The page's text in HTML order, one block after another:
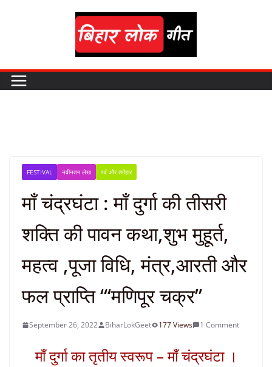
FESTIVAL नवीनतम लेख पर्व और त्यौहार
माँ चंद्रघंटा : माँ दुर्गा की तीसरी
शक्ति की पावन कथा,शुभ मुहूर्त,
महत्व ,पूजा विधि, मंत्र,आरती और
फल प्राप्ति “‘मणिपूर चक्र”
September 26, 2022 BiharLokGeet 177 Views 1 Comment
माँ दुर्गा का तृतीय स्वरूप – माँ चंद्रघंटा ।